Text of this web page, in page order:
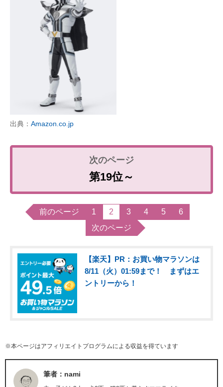
出典： Amazon.co.jp
第19位～
前のページ 1 2 3 4 5
6
次のページ
【楽天】PR：お買い物マラソンは
8/11（火）01:59まで！ まずはエ
ントリーから！
※本ページはアフィリエイトプログラムによる収益を得ています
筆者：nami